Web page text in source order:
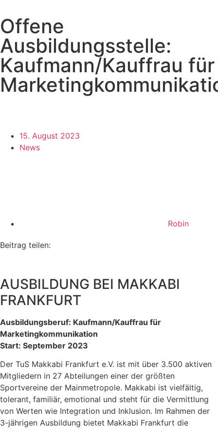
Offene
Ausbildungsstelle:
Kaufmann/Kauffrau für
15. August 2023
News
Robin
Beitrag teilen:
AUSBILDUNG BEI MAKKABI
FRANKFURT
Ausbildungsberuf: Kaufmann/Kauffrau für
Marketingkommunikation
Start: September 2023
Der TuS Makkabi Frankfurt e.V. ist mit über 3.500 aktiven
Mitgliedern in 27 Abteilungen einer der größten
Sportvereine der Mainmetropole. Makkabi ist vielfältig,
tolerant, familiär, emotional und steht für die Vermittlung
von Werten wie Integration und Inklusion. Im Rahmen der
3-jährigen Ausbildung bietet Makkabi Frankfurt die